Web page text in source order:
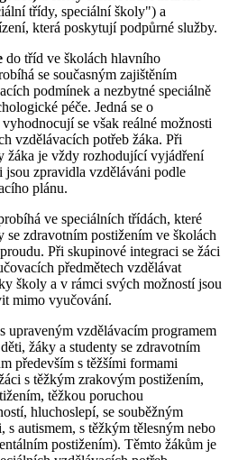
třídy, speciální školy") a
která poskytují podpůrné služby.
do tříd ve školách hlavního
se současným zajištěním
podmínek a nezbytné speciálně
péče. Jedná se o
se však reálné možnosti
vzdělávacích potřeb žáka. Při
žáka je vždy rozhodující vyjádření
jsou zpravidla vzděláváni podle
plánu.
ve speciálních třídách, které
se zdravotním postižením ve školách
Při skupinové integraci se žáci
předmětech vzdělávat
školy a v rámci svých možností jsou
mimo vyučování.
upraveným vzdělávacím programem
žáky a studenty se zdravotním
především s těžšími formami
s těžkým zrakovým postižením,
těžkou poruchou
hluchoslepí, se souběžným
s autismem, s těžkým tělesným nebo
postižením). Těmto žákům je